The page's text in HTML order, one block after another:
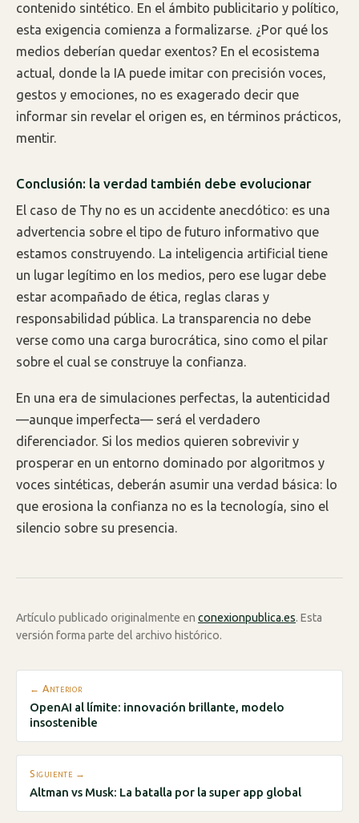
contenido sintético. En el ámbito publicitario y político,
esta exigencia comienza a formalizarse. ¿Por qué los
medios deberían quedar exentos? En el ecosistema
actual, donde la IA puede imitar con precisión voces,
gestos y emociones, no es exagerado decir que
informar sin revelar el origen es, en términos prácticos,
mentir.
Conclusión: la verdad también debe evolucionar
El caso de Thy no es un accidente anecdótico: es una
advertencia sobre el tipo de futuro informativo que
estamos construyendo. La inteligencia artificial tiene
un lugar legítimo en los medios, pero ese lugar debe
estar acompañado de ética, reglas claras y
responsabilidad pública. La transparencia no debe
verse como una carga burocrática, sino como el pilar
sobre el cual se construye la confianza.
En una era de simulaciones perfectas, la autenticidad
—aunque imperfecta— será el verdadero
diferenciador. Si los medios quieren sobrevivir y
prosperar en un entorno dominado por algoritmos y
voces sintéticas, deberán asumir una verdad básica: lo
que erosiona la confianza no es la tecnología, sino el
silencio sobre su presencia.
Artículo publicado originalmente en conexionpublica.es. Esta
versión forma parte del archivo histórico.
← Anterior
OpenAI al límite: innovación brillante, modelo
insostenible
Siguiente →
Altman vs Musk: La batalla por la super app global